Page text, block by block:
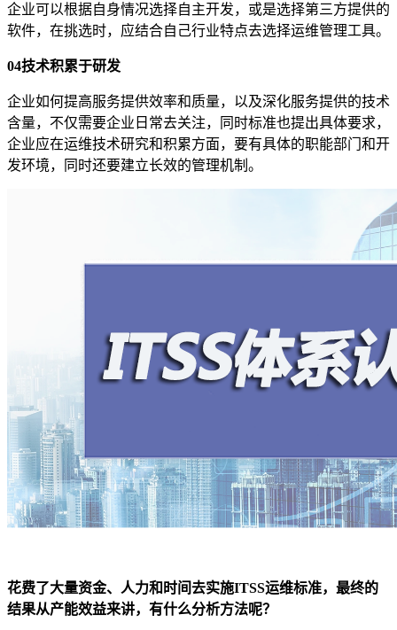
企业可以根据自身情况选择自主开发，或是选择第三方提供的
软件，在挑选时，应结合自己行业特点去选择运维管理工具。
04技术积累于研发
企业如何提高服务提供效率和质量，以及深化服务提供的技术
含量，不仅需要企业日常去关注，同时标准也提出具体要求，
企业应在运维技术研究和积累方面，要有具体的职能部门和开
发环境，同时还要建立长效的管理机制。
花费了大量资金、人力和时间去实施ITSS运维标准，最终的
结果从产能效益来讲，有什么分析方法呢？